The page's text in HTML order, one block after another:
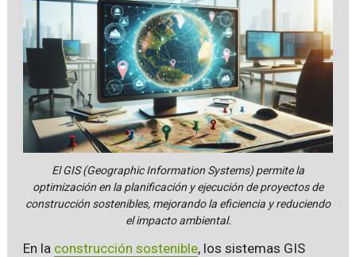
El GIS (Geographic Information Systems) permite la
optimización en la planificación y ejecución de proyectos de
construcción sostenibles, mejorando la eficiencia y reduciendo
el impacto ambiental.
En la construcción sostenible, los sistemas GIS